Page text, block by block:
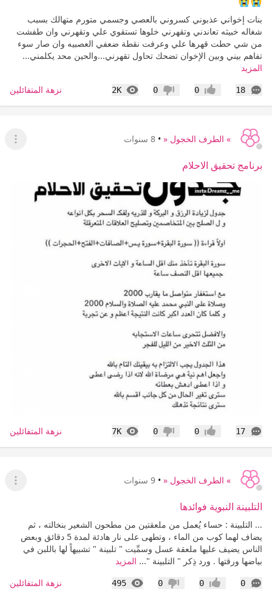
بنات إخواني عذبوني كسروني بالعصي وجسمي متورم متهالك بسبب
شغاله خبيثه تعاندني وتقهرني خلوها تستقوي علي وتقهرني وان طفشت
من شي حطت قهرها علي وعرفت نقطة ضعفي العصبيه وان صار سوء
تفاهم بيني وبين الإخوان تضحك تحاول تقهرني...والحين محد يكلمني...
المزيد
18
التعليقات إعجاب0 عدم إعجاب
0
2K
المشاهدات نزهة المتفائلين
» الطرف الخجول « • 8 سنوات
عرض
برنامج تحقيق الاحلام
17
التعليقات إعجاب0 عدم إعجاب
0
7K
المشاهدات نزهة المتفائلين
» الطرف الخجول « • 9 سنوات
عرض
التلبينة النبوية فوائدها
... التلبينة : حساء يُعمل من ملعقتين من مطحون الشعير بنخالته ، ثم
يضاف لهما كوب من الماء ، وتطهى على نار هادئة لمدة 5 دقائق وبعض
الناس يضيف عليها ملعقة عسل وسمِّيت " تلبينة " تشبيهاً لها باللبن في
بياضها ورقتها . ورد ذِكر " التلبينة "... المزيد
0
التعليقات إعجاب0 عدم إعجاب
0
495
المشاهدات نزهة المتفائلين